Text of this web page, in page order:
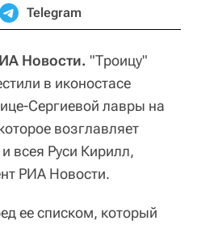
Telegram
Новости. "Троицу"
в иконостасе
Сергиевой лавры на
возглавляет
всея Руси Кирилл,
РИА Новости.
ее списком, который